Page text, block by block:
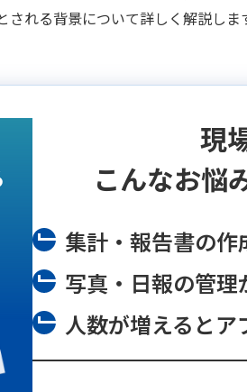
れる背景について詳しく解説しま
現
こんなお悩
集計・報告書の作
写真・日報の管理
人数が増えるとア